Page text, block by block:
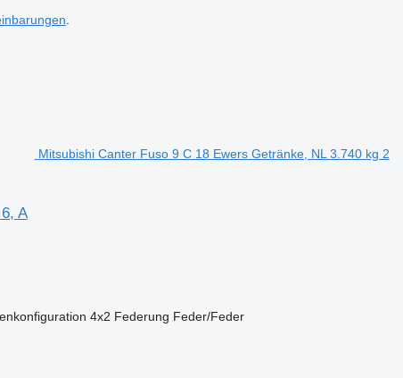
Mitsubishi Canter Fuso 9 C 18 Ewers Getränke, NL 3.740 kg 2
A
4x2 Federung Feder/Feder